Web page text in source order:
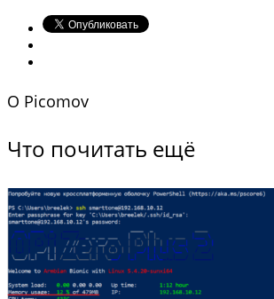
O Picomov
Что почитать ещё